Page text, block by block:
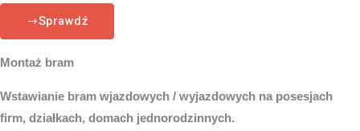
Sprawdź
Montaż bram
Wstawianie bram wjazdowych / wyjazdowych na posesjach
firm, działkach, domach jednorodzinnych.